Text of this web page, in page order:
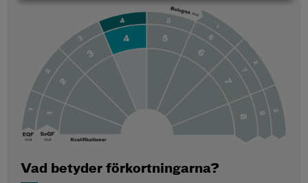
Vad betyder förkortningarna?